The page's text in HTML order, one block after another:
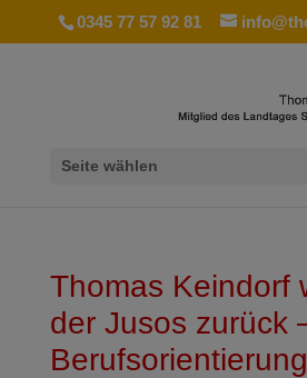
0345 77 57 92 81
Seite wählen
Thomas Keindorf
der Jusos zurück